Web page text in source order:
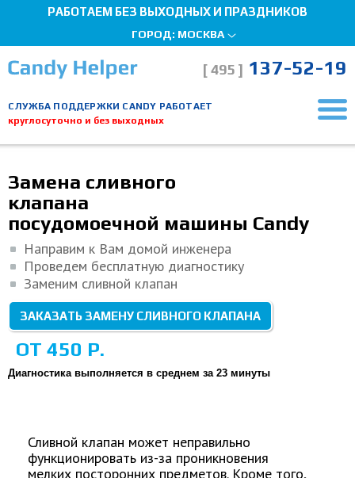
РАБОТАЕМ БЕЗ ВЫХОДНЫХ И ПРАЗДНИКОВ
ГОРОД: МОСКВА
СЛУЖБА ПОДДЕРЖКИ CANDY РАБОТАЕТ
круглосуточно и без выходных
[ 495 ] 137-52-19
Замена сливного клапана
Замена сливного
клапана
посудомоечной машины Candy
Направим к Вам домой инженера
Проведем бесплатную диагностику
Заменим сливной клапан
ЗАКАЗАТЬ ЗАМЕНУ СЛИВНОГО КЛАПАНА
ОТ 450 Р.
Диагностика выполняется в среднем за 23 минуты
Сливной клапан может неправильно
функционировать из-за проникновения
мелких посторонних предметов. Кроме того,